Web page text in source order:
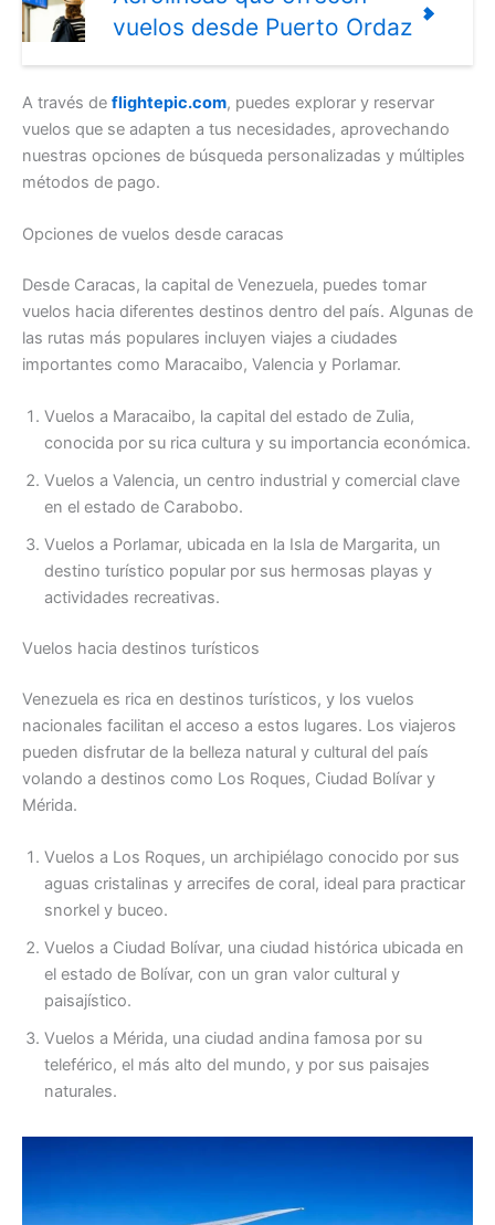
vuelos desde Puerto Ordaz
A través de flightepic.com, puedes explorar y reservar
vuelos que se adapten a tus necesidades, aprovechando
nuestras opciones de búsqueda personalizadas y múltiples
métodos de pago.
Opciones de vuelos desde caracas
Desde Caracas, la capital de Venezuela, puedes tomar
vuelos hacia diferentes destinos dentro del país. Algunas de
las rutas más populares incluyen viajes a ciudades
importantes como Maracaibo, Valencia y Porlamar.
Vuelos a Maracaibo, la capital del estado de Zulia,
conocida por su rica cultura y su importancia económica.
Vuelos a Valencia, un centro industrial y comercial clave
en el estado de Carabobo.
Vuelos a Porlamar, ubicada en la Isla de Margarita, un
destino turístico popular por sus hermosas playas y
actividades recreativas.
Vuelos hacia destinos turísticos
Venezuela es rica en destinos turísticos, y los vuelos
nacionales facilitan el acceso a estos lugares. Los viajeros
pueden disfrutar de la belleza natural y cultural del país
volando a destinos como Los Roques, Ciudad Bolívar y
Mérida.
Vuelos a Los Roques, un archipiélago conocido por sus
aguas cristalinas y arrecifes de coral, ideal para practicar
snorkel y buceo.
Vuelos a Ciudad Bolívar, una ciudad histórica ubicada en
el estado de Bolívar, con un gran valor cultural y
paisajístico.
Vuelos a Mérida, una ciudad andina famosa por su
teleférico, el más alto del mundo, y por sus paisajes
naturales.